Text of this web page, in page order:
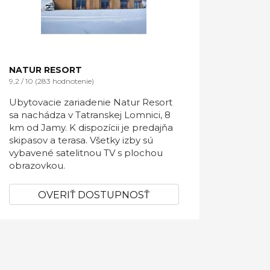
NATUR RESORT
9,2 / 10 (283 hodnotenie)
Ubytovacie zariadenie Natur Resort
sa nachádza v Tatranskej Lomnici, 8
km od Jamy. K dispozícii je predajňa
skipasov a terasa. Všetky izby sú
vybavené satelitnou TV s plochou
obrazovkou.
OVERIŤ DOSTUPNOSŤ